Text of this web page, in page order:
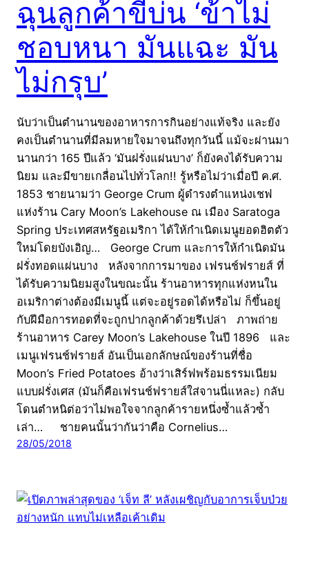
ฉุนลูกค้าขี้บ่น ‘ข้าไม่
ชอบหนา มันแฉะ มัน
ไม่กรุบ’
นับว่าเป็นตำนานของอาหารการกินอย่างแท้จริง และยัง
คงเป็นตำนานที่มีลมหายใจมาจนถึงทุกวันนี้ แม้จะผ่านมา
นานกว่า 165 ปีแล้ว ‘มันฝรั่งแผ่นบาง’ ก็ยังคงได้รับความ
นิยม และมีขายเกลื่อนไปทั่วโลก!! รู้หรือไม่ว่าเมื่อปี ค.ศ.
1853 ชายนามว่า George Crum ผู้ดำรงตำแหน่งเชฟ
แห่งร้าน Cary Moon’s Lakehouse ณ เมือง Saratoga
Spring ประเทศสหรัฐอเมริกา ได้ให้กำเนิดเมนูยอดฮิตตัว
ใหม่โดยบังเอิญ… George Crum และการให้กำเนิดมัน
ฝรั่งทอดแผ่นบาง หลังจากการมาของ เฟรนช์ฟรายส์ ที่
ได้รับความนิยมสูงในขณะนั้น ร้านอาหารทุกแห่งหนใน
อเมริกาต่างต้องมีเมนูนี้ แต่จะอยู่รอดได้หรือไม่ ก็ขึ้นอยู่
กับฝีมือการทอดที่จะถูกปากลูกค้าด้วยรึเปล่า ภาพถ่าย
ร้านอาหาร Carey Moon’s Lakehouse ในปี 1896 และ
เมนูเฟรนช์ฟรายส์ อันเป็นเอกลักษณ์ของร้านที่ชื่อ
Moon’s Fried Potatoes อ้างว่าเสิร์ฟพร้อมธรรมเนียม
แบบฝรั่งเศส (มันก็คือเฟรนช์ฟรายส์ใส่จานนี่แหละ) กลับ
โดนตำหนิต่อว่าไม่พอใจจากลูกค้ารายหนึ่งซ้ำแล้วซ้ำ
เล่า… ชายคนนั้นว่ากันว่าคือ Cornelius…
28/05/2018